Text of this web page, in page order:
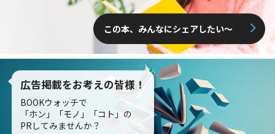
この本、みんなにシェアしたい〜
広告掲載をお考えの皆様！
BOOKウォッチで
「ホン」「モノ」「コト」の
PRしてみませんか？